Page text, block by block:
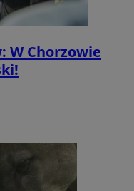
W Chorzowie